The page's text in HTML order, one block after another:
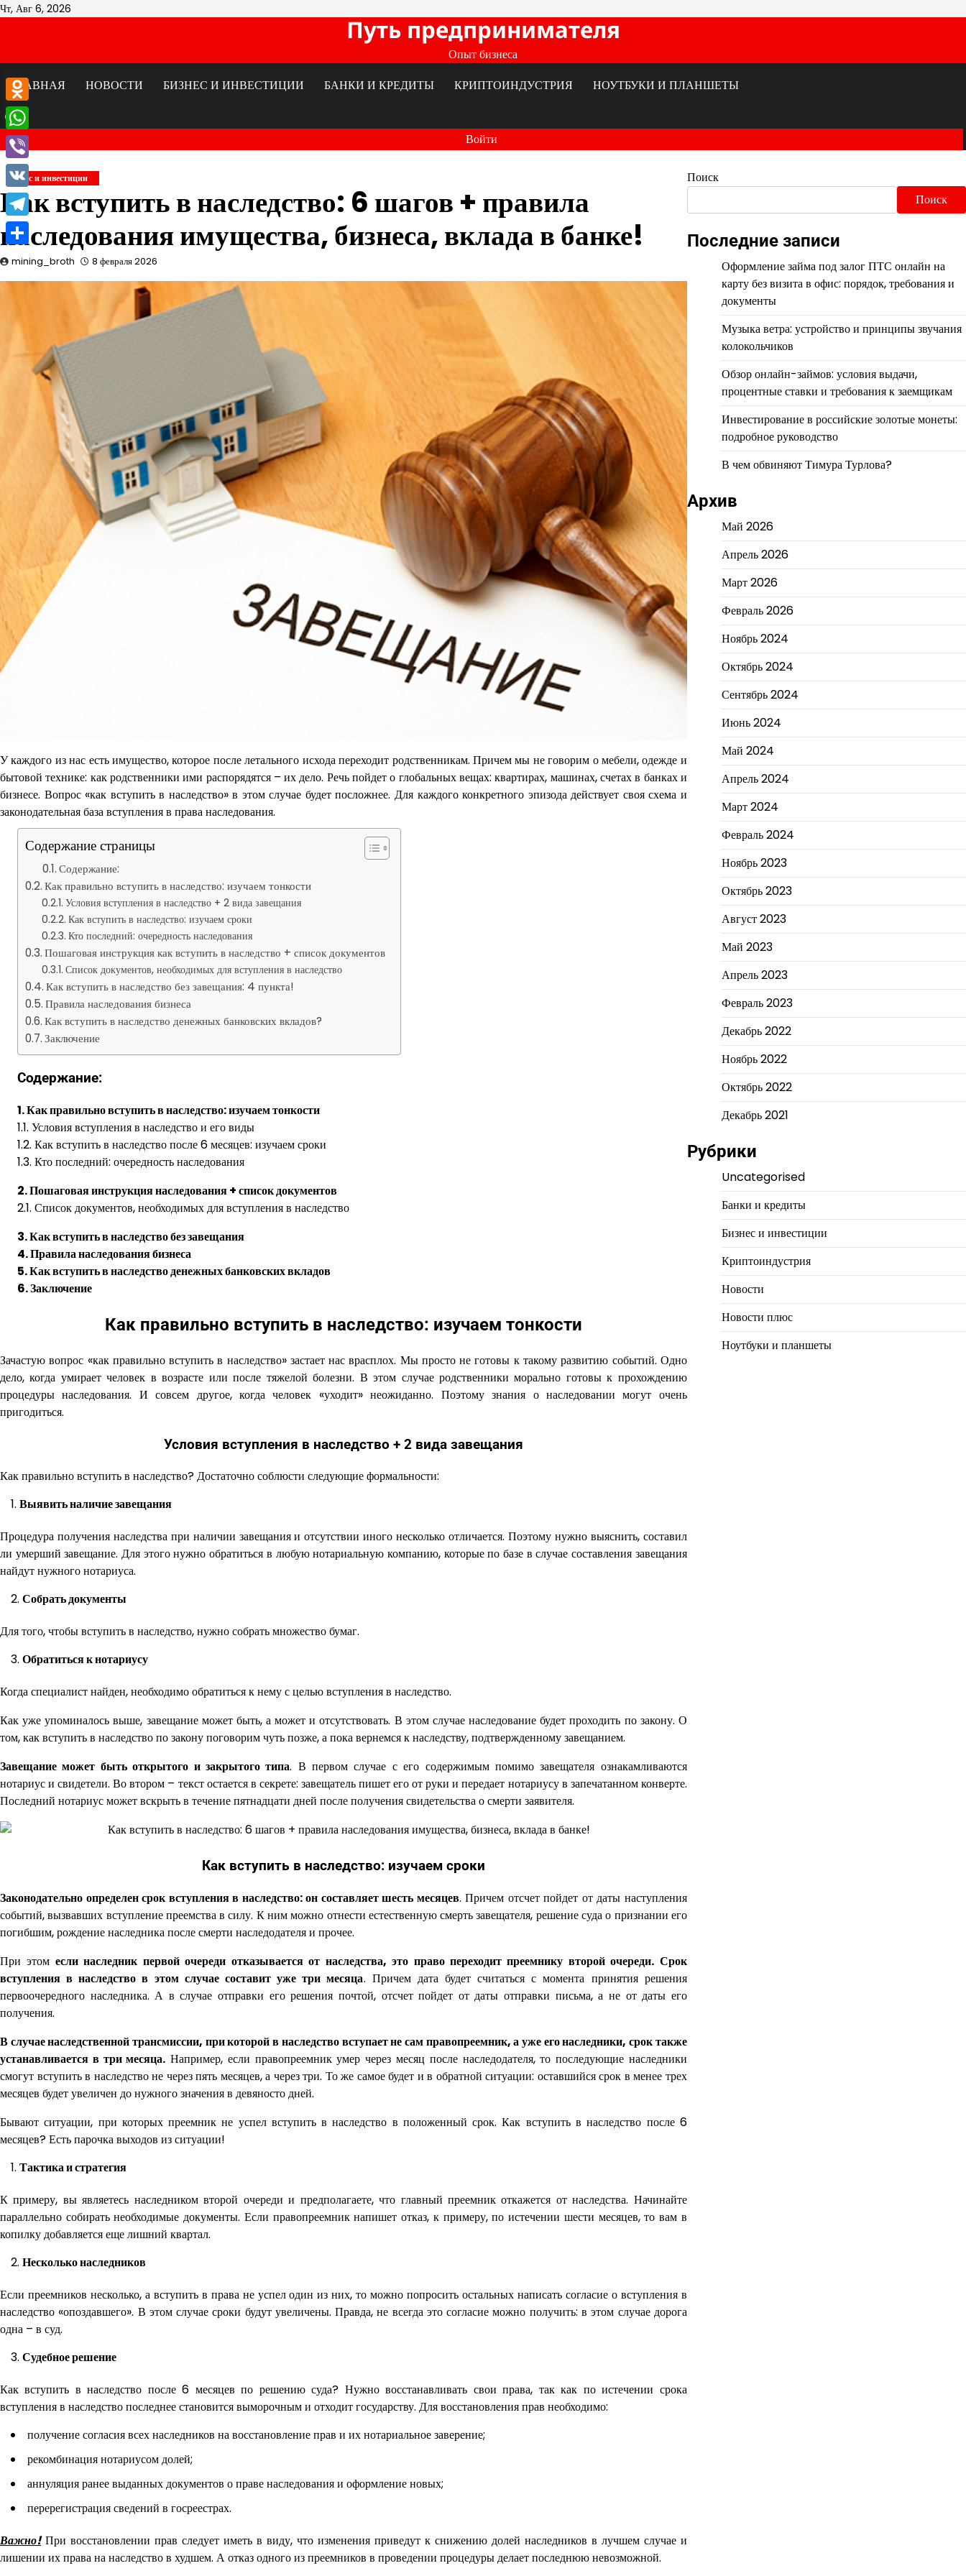
Перейти
Чт, Авг 6, 2026
Путь предпринимателя
Опыт бизнеса
ГЛАВНАЯ
НОВОСТИ БИЗНЕС И ИНВЕСТИЦИИ БАНКИ И КРЕДИТЫ КРИПТОИНДУСТРИЯ НОУТБУКИ И ПЛАНШЕТЫ
Войти
Бизнес и инвестиции
Как вступить в наследство: 6 шагов + правила
наследования имущества, бизнеса, вклада в банке!
mining_broth 8 февраля 2026
У каждого из нас есть имущество, которое после летального исхода переходит родственникам. Причем мы не говорим о мебели, одежде и
бытовой технике: как родственники ими распорядятся – их дело. Речь пойдет о глобальных вещах: квартирах, машинах, счетах в банках и
бизнесе. Вопрос «как вступить в наследство» в этом случае будет посложнее. Для каждого конкретного эпизода действует своя схема и
законодательная база вступления в права наследования.
Содержание страницы
Содержание:
Как правильно вступить в наследство: изучаем тонкости
Условия вступления в наследство + 2 вида завещания
Как вступить в наследство: изучаем сроки
Кто последний: очередность наследования
Пошаговая инструкция как вступить в наследство + список документов
Список документов, необходимых для вступления в наследство
Как вступить в наследство без завещания: 4 пункта!
Правила наследования бизнеса
Как вступить в наследство денежных банковских вкладов?
Заключение
Содержание:
1. Как правильно вступить в наследство: изучаем тонкости
1.1. Условия вступления в наследство и его виды
1.2. Как вступить в наследство после 6 месяцев: изучаем сроки
1.3. Кто последний: очередность наследования
2. Пошаговая инструкция наследования + список документов
2.1. Список документов, необходимых для вступления в наследство
3. Как вступить в наследство без завещания
4. Правила наследования бизнеса
5. Как вступить в наследство денежных банковских вкладов
6. Заключение
Как правильно вступить в наследство: изучаем тонкости
Зачастую вопрос «как правильно вступить в наследство» застает нас врасплох. Мы просто не готовы к такому развитию событий. Одно
дело, когда умирает человек в возрасте или после тяжелой болезни. В этом случае родственники морально готовы к прохождению
процедуры наследования. И совсем другое, когда человек «уходит» неожиданно. Поэтому знания о наследовании могут очень
пригодиться.
Условия вступления в наследство + 2 вида завещания
Как правильно вступить в наследство? Достаточно соблюсти следующие формальности:
Выявить наличие завещания
Процедура получения наследства при наличии завещания и отсутствии иного несколько отличается. Поэтому нужно выяснить, составил
ли умерший завещание. Для этого нужно обратиться в любую нотариальную компанию, которые по базе в случае составления завещания
найдут нужного нотариуса.
Собрать документы
Для того, чтобы вступить в наследство, нужно собрать множество бумаг.
Обратиться к нотариусу
Когда специалист найден, необходимо обратиться к нему с целью вступления в наследство.
Как уже упоминалось выше, завещание может быть, а может и отсутствовать. В этом случае наследование будет проходить по закону. О
том, как вступить в наследство по закону поговорим чуть позже, а пока вернемся к наследству, подтвержденному завещанием.
Завещание может быть открытого и закрытого типа. В первом случае с его содержимым помимо завещателя ознакамливаются
нотариус и свидетели. Во втором – текст остается в секрете: завещатель пишет его от руки и передает нотариусу в запечатанном конверте.
Последний нотариус может вскрыть в течение пятнадцати дней после получения свидетельства о смерти заявителя.
Как вступить в наследство: изучаем сроки
Законодательно определен срок вступления в наследство: он составляет шесть месяцев. Причем отсчет пойдет от даты наступления
событий, вызвавших вступление преемства в силу. К ним можно отнести естественную смерть завещателя, решение суда о признании его
погибшим, рождение наследника после смерти наследодателя и прочее.
При этом если наследник первой очереди отказывается от наследства, это право переходит преемнику второй очереди. Срок
вступления в наследство в этом случае составит уже три месяца. Причем дата будет считаться с момента принятия решения
первоочередного наследника. А в случае отправки его решения почтой, отсчет пойдет от даты отправки письма, а не от даты его
получения.
В случае наследственной трансмиссии, при которой в наследство вступает не сам правопреемник, а уже его наследники, срок также
устанавливается в три месяца. Например, если правопреемник умер через месяц после наследодателя, то последующие наследники
смогут вступить в наследство не через пять месяцев, а через три. То же самое будет и в обратной ситуации: оставшийся срок в менее трех
месяцев будет увеличен до нужного значения в девяносто дней.
Бывают ситуации, при которых преемник не успел вступить в наследство в положенный срок. Как вступить в наследство после 6
месяцев? Есть парочка выходов из ситуации!
Тактика и стратегия
К примеру, вы являетесь наследником второй очереди и предполагаете, что главный преемник откажется от наследства. Начинайте
параллельно собирать необходимые документы. Если правопреемник напишет отказ, к примеру, по истечении шести месяцев, то вам в
копилку добавляется еще лишний квартал.
Несколько наследников
Если преемников несколько, а вступить в права не успел один из них, то можно попросить остальных написать согласие о вступления в
наследство «опоздавшего». В этом случае сроки будут увеличены. Правда, не всегда это согласие можно получить: в этом случае дорога
одна – в суд.
Судебное решение
Как вступить в наследство после 6 месяцев по решению суда? Нужно восстанавливать свои права, так как по истечении срока
вступления в наследство последнее становится выморочным и отходит государству. Для восстановления прав необходимо:
получение согласия всех наследников на восстановление прав и их нотариальное заверение;
рекомбинация нотариусом долей;
аннуляция ранее выданных документов о праве наследования и оформление новых;
перерегистрация сведений в госреестрах.
Важно!При восстановлении прав следует иметь в виду, что изменения приведут к снижению долей наследников в лучшем случае и
лишении их права на наследство в худшем. А отказ одного из преемников в проведении процедуры делает последнюю невозможной.
Поиск
Поиск
Последние записи
Оформление займа под залог ПТС онлайн на
карту без визита в офис: порядок, требования и
документы
Музыка ветра: устройство и принципы звучания
колокольчиков
Обзор онлайн-займов: условия выдачи,
процентные ставки и требования к заемщикам
Инвестирование в российские золотые монеты:
подробное руководство
В чем обвиняют Тимура Турлова?
Архив
Май 2026
Апрель 2026
Март 2026
Февраль 2026
Ноябрь 2024
Октябрь 2024
Сентябрь 2024
Июнь 2024
Май 2024
Апрель 2024
Март 2024
Февраль 2024
Ноябрь 2023
Октябрь 2023
Август 2023
Май 2023
Апрель 2023
Февраль 2023
Декабрь 2022
Ноябрь 2022
Октябрь 2022
Декабрь 2021
Рубрики
Uncategorised
Банки и кредиты
Бизнес и инвестиции
Криптоиндустрия
Новости
Новости плюс
Ноутбуки и планшеты
Odnoklassniki
WhatsApp
Viber
VK
Telegram
Отправить